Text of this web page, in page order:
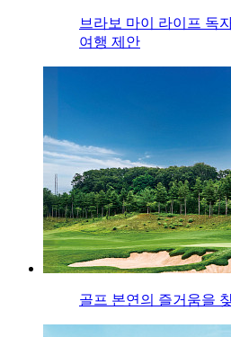
브라보 마이 라이프 독
여행 제안
골프 본연의 즐거움을